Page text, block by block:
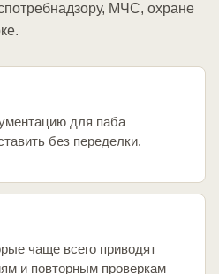
МЧС, охране
для паба
без переделки.
чаще всего приводят
и повторным проверкам